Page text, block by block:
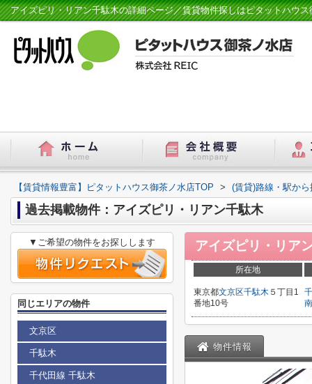
アイズピリ・リアン千駄木の詳細ページ／賃貸物件探しはピタットハウ
【賃貸情報豊富】ピタットハウス御茶ノ水店TOP > (賃貸)路線・駅から
過去掲載物件：アイズピリ・リアン千駄木
アイズピリ・リア
所在地
東京都文京区千駄木 ５丁目1
番地10号
物件情報
▼ご希望の物件をお探しします
同じエリアの物件
文京区
千駄木
千代田線 千駄木